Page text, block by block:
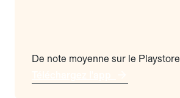
De note moyenne sur le Playstore